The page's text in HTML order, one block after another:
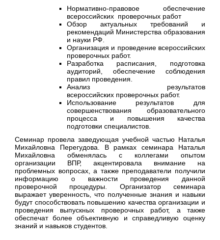
Нормативно-правовое обеспечение
всероссийских проверочных работ
Обзор актуальных требований и
рекомендаций Министерства образования
и науки РФ.
Организация и проведение всероссийских
проверочных работ.
Разработка расписания, подготовка
аудиторий, обеспечение соблюдения
правил проведения.
Анализ результатов
всероссийских проверочных работ.
Использование результатов для
совершенствования образовательного
процесса и повышения качества
подготовки специалистов.
Семинар провела заведующая учебной частью Наталья
Михайловна Перегудова. В рамках семинара Наталья
Михайловна обменялась с коллегами опытом
организации ВПР, акцентировала внимание на
проблемных вопросах, а также преподаватели получили
информацию о важности проведения данной
проверочной процедуры. Организатор семинара
выражает уверенность, что полученные знания и навыки
будут способствовать повышению качества организации и
проведения выпускных проверочных работ, а также
обеспечат более объективную и справедливую оценку
знаний и навыков студентов.